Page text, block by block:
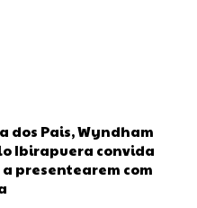
dos Pais, Wyndham
Ibirapuera convida
presentearem com